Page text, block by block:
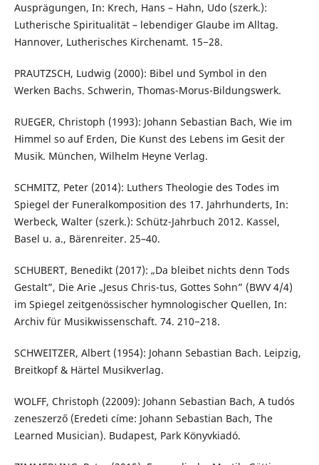
Ausprägungen, In: Krech, Hans – Hahn, Udo (szerk.):
Lutherische Spiritualität – lebendiger Glaube im Alltag.
Hannover, Lutherisches Kirchenamt. 15−28.
PRAUTZSCH, Ludwig (2000): Bibel und Symbol in den
Werken Bachs. Schwerin, Thomas-Morus-Bildungswerk.
RUEGER, Christoph (1993): Johann Sebastian Bach, Wie im
Himmel so auf Erden, Die Kunst des Lebens im Gesit der
Musik. München, Wilhelm Heyne Verlag.
SCHMITZ, Peter (2014): Luthers Theologie des Todes im
Spiegel der Funeralkomposition des 17. Jahrhunderts, In:
Werbeck, Walter (szerk.): Schütz-Jahrbuch 2012. Kassel,
Basel u. a., Bärenreiter. 25–40.
SCHUBERT, Benedikt (2017): „Da bleibet nichts denn Tods
Gestalt”, Die Arie „Jesus Chris-tus, Gottes Sohn” (BWV 4/4)
im Spiegel zeitgenössischer hymnologischer Quellen, In:
Archiv für Musikwissenschaft. 74. 210−218.
SCHWEITZER, Albert (1954): Johann Sebastian Bach. Leipzig,
Breitkopf & Härtel Musikverlag.
WOLFF, Christoph (22009): Johann Sebastian Bach, A tudós
zeneszerző (Eredeti címe: Johann Sebastian Bach, The
Learned Musician). Budapest, Park Könyvkiadó.